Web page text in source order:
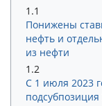
1.1
Понижены
нефть и
из нефти
1.2
С 1 июля 2023